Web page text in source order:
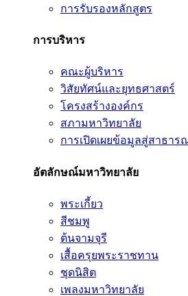
การรับรองหลักสูตร
การบริหาร
คณะผู้บริหาร
วิสัยทัศน์และยุทธศาสตร์
โครงสร้างองค์กร
สภามหาวิทยาลัย
การเปิดเผยข้อมูลสู่สาธาร
อัตลักษณ์มหาวิทยาลัย
พระเกี้ยว
สีชมพู
ต้นจามจุรี
เสื้อครุยพระราชทาน
ชุดนิสิต
เพลงมหาวิทยาลัย